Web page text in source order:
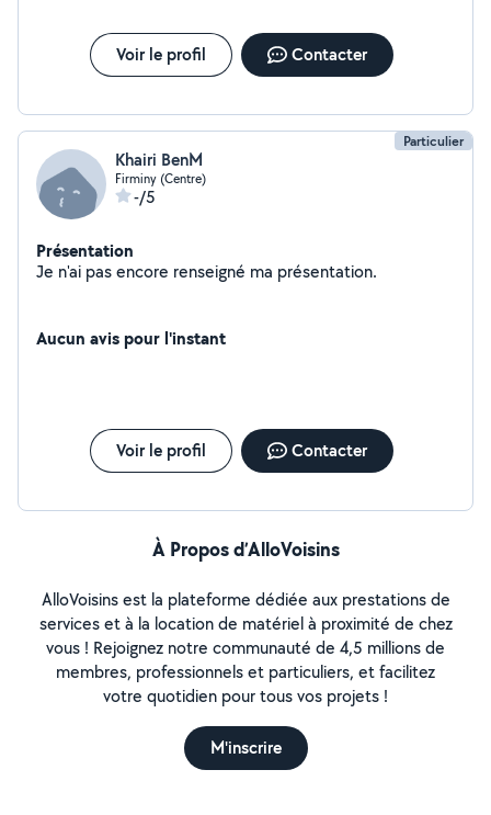
Voir le profil Contacter
Particulier
Khairi BenM
Firminy (Centre)
-/5
Présentation
Je n'ai pas encore renseigné ma présentation.
Aucun avis pour l'instant
Voir le profil Contacter
À Propos d’AlloVoisins
AlloVoisins est la plateforme dédiée aux prestations de
services et à la location de matériel à proximité de chez
vous ! Rejoignez notre communauté de 4,5 millions de
membres, professionnels et particuliers, et facilitez
votre quotidien pour tous vos projets !
M'inscrire